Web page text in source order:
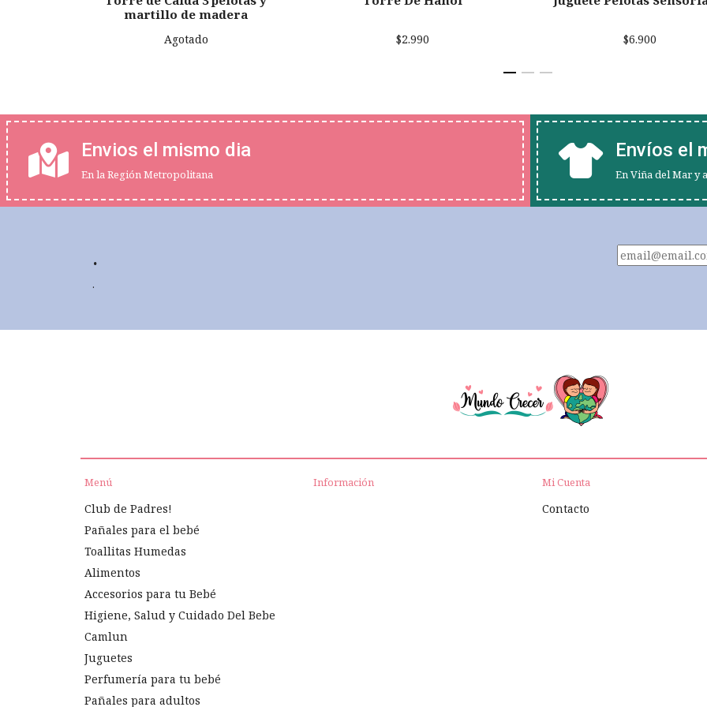
martillo de madera
Agotado $2.990 $6.900
Envios el mismo dia
En la Región Metropolitana
Envíos el
En Viña del Mar y
.
.
Menú
Club de Padres!
Pañales para el bebé
Toallitas Humedas
Alimentos
Accesorios para tu Bebé
Higiene, Salud y Cuidado Del Bebe
Camlun
Juguetes
Perfumería para tu bebé
Pañales para adultos
Información Mi Cuenta
Contacto